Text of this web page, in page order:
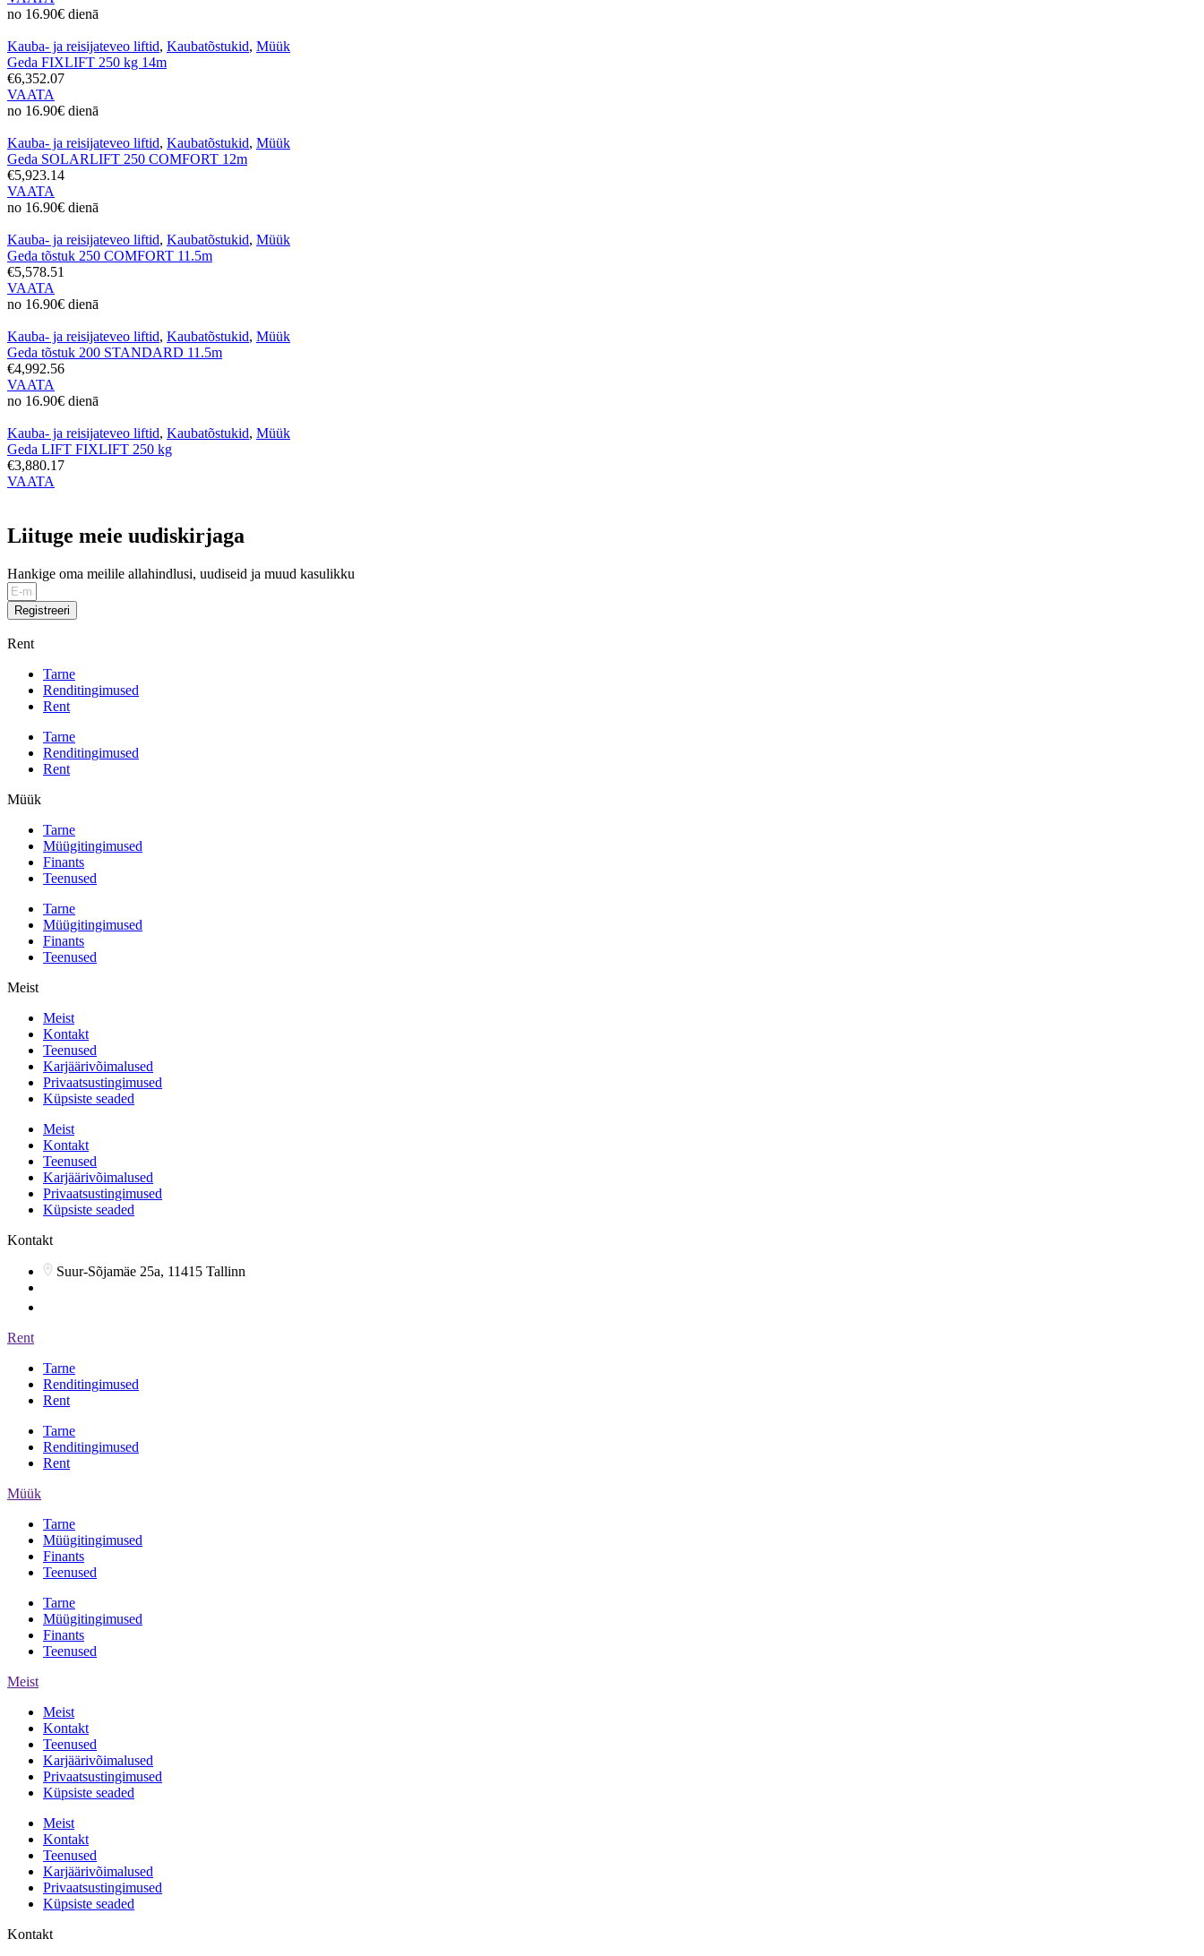
no 16.90€ dienā
Kauba- ja reisijateveo liftid, Kaubatõstukid, Müük
Geda FIXLIFT 250 kg 14m
€6,352.07
VAATA
no 16.90€ dienā
Kauba- ja reisijateveo liftid, Kaubatõstukid, Müük
Geda SOLARLIFT 250 COMFORT 12m
€5,923.14
VAATA
no 16.90€ dienā
Kauba- ja reisijateveo liftid, Kaubatõstukid, Müük
Geda tõstuk 250 COMFORT 11.5m
€5,578.51
VAATA
no 16.90€ dienā
Kauba- ja reisijateveo liftid, Kaubatõstukid, Müük
Geda tõstuk 200 STANDARD 11.5m
€4,992.56
VAATA
no 16.90€ dienā
Kauba- ja reisijateveo liftid, Kaubatõstukid, Müük
Geda LIFT FIXLIFT 250 kg
€3,880.17
VAATA
Liituge meie uudiskirjaga
Hankige oma meilile allahindlusi, uudiseid ja muud kasulikku
Registreeri
Rent
Tarne
Renditingimused
Rent
Tarne
Renditingimused
Rent
Müük
Tarne
Müügitingimused
Finants
Teenused
Tarne
Müügitingimused
Finants
Teenused
Meist
Meist
Kontakt
Teenused
Karjäärivõimalused
Privaatsustingimused
Küpsiste seaded
Meist
Kontakt
Teenused
Karjäärivõimalused
Privaatsustingimused
Küpsiste seaded
Kontakt
Suur-Sõjamäe 25a, 11415 Tallinn
Rent
Tarne
Renditingimused
Rent
Tarne
Renditingimused
Rent
Müük
Tarne
Müügitingimused
Finants
Teenused
Tarne
Müügitingimused
Finants
Teenused
Meist
Meist
Kontakt
Teenused
Karjäärivõimalused
Privaatsustingimused
Küpsiste seaded
Meist
Kontakt
Teenused
Karjäärivõimalused
Privaatsustingimused
Küpsiste seaded
Kontakt